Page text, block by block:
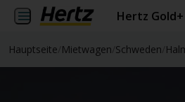
Hertz Gold+
Hauptseite Mietwagen Schweden